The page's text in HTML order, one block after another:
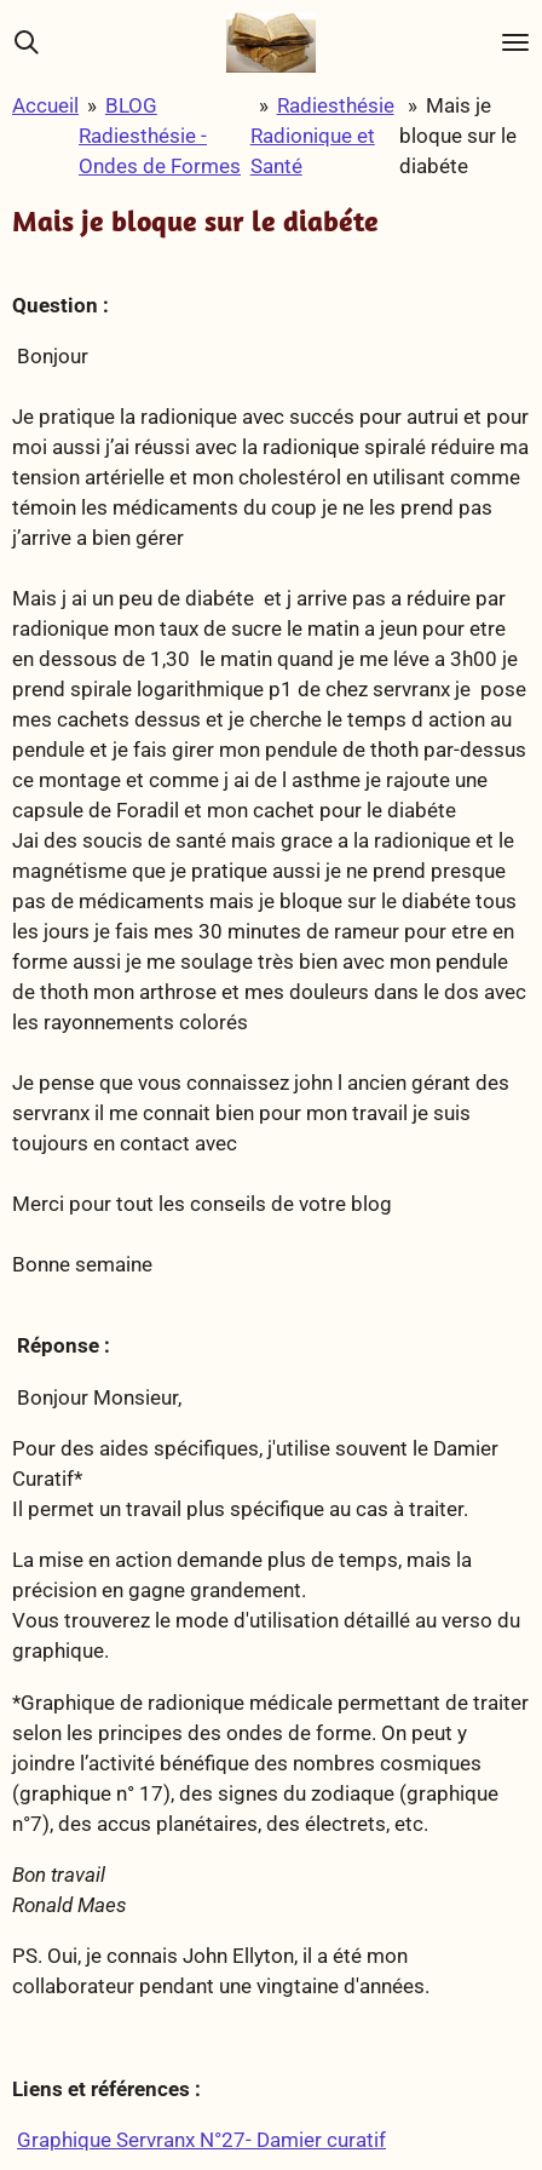
Passer
au
principal
Accueil » BLOG
Radiesthésie -
Ondes de Formes
» Radiesthésie
Radionique et
Santé
» Mais je
bloque sur le
diabéte
Mais je bloque sur le diabéte
Question :
Bonjour
Je pratique la radionique avec succés pour autrui et pour
moi aussi j’ai réussi avec la radionique spiralé réduire ma
tension artérielle et mon cholestérol en utilisant comme
témoin les médicaments du coup je ne les prend pas
j’arrive a bien gérer
Mais j ai un peu de diabéte et j arrive pas a réduire par
radionique mon taux de sucre le matin a jeun pour etre
en dessous de 1,30 le matin quand je me léve a 3h00 je
prend spirale logarithmique p1 de chez servranx je pose
mes cachets dessus et je cherche le temps d action au
pendule et je fais girer mon pendule de thoth par-dessus
ce montage et comme j ai de l asthme je rajoute une
capsule de Foradil et mon cachet pour le diabéte
Jai des soucis de santé mais grace a la radionique et le
magnétisme que je pratique aussi je ne prend presque
pas de médicaments mais je bloque sur le diabéte tous
les jours je fais mes 30 minutes de rameur pour etre en
forme aussi je me soulage très bien avec mon pendule
de thoth mon arthrose et mes douleurs dans le dos avec
les rayonnements colorés
Je pense que vous connaissez john l ancien gérant des
servranx il me connait bien pour mon travail je suis
toujours en contact avec
Merci pour tout les conseils de votre blog
Bonne semaine
Réponse :
Bonjour Monsieur,
Pour des aides spécifiques, j'utilise souvent le Damier
Curatif*
Il permet un travail plus spécifique au cas à traiter.
La mise en action demande plus de temps, mais la
précision en gagne grandement.
Vous trouverez le mode d'utilisation détaillé au verso du
graphique.
*Graphique de radionique médicale permettant de traiter
selon les principes des ondes de forme. On peut y
joindre l’activité bénéfique des nombres cosmiques
(graphique n° 17), des signes du zodiaque (graphique
n°7), des accus planétaires, des électrets, etc.
Bon travail
Ronald Maes
PS. Oui, je connais John Ellyton, il a été mon
collaborateur pendant une vingtaine d'années.
Liens et références :
Graphique Servranx N°27- Damier curatif